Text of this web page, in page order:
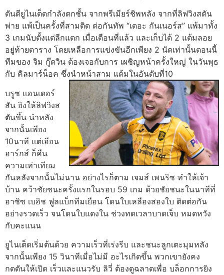
ดันดียูไนเต็ดกําลังตกชั้น จากพรีเมียร์ชิพหลัง จากที่ลิฟวิงสตัน
พ่าย แพ้เป็นครั้งที่สามติด ต่อกันทัพ “เดอะ กันเนอร์ส” แพ้มาทั้ง
3 เกมนับตั้งแต่ลีกแตก เมื่อเดือนที่แล้ว และเก็บได้ 2 แต้มลอย
อยู่ท้ายตาราง โดยเหลือการแข่งขันอีกเพียง 2 นัดเท่านั้นตอนนี้
ทีมของ จิม กู๊ดวิน ต้องเจอกับการ เผชิญหน้าครั้งใหญ่ ในวันพุธ
กับ คิลมาร์น็อค ซึ่งนําหน้าสาม แต้มในอันดับที่10
บรูซ แอนเดอร์
สัน ยิงให้ลิฟวิงส
ตันขึ้น นําหลัง
จากนั้นเพียง
10นาที แต่เอียน
ฮาร์กส์ ก็คืน
ความเท่าเทียม
กันหลังจากนั้นไม่นาน อย่างไรก็ตาม เจมส์ เพนริซ ทําให้เจ้า
บ้าน คว้าชัยชนะครั้งแรกในรอบ 59 เกม ด้วยชัยชนะในนาทีที่
อาซิซ เบฮิช ฟูลแบ็กทีมเยือน โดนใบเหลืองสองใบ ติดต่อกัน
อย่างรวดเร็ว จนโดนใบแดงใน ช่วงทดเวลาบาดเจ็บ หมดหวัง
กับคะแนน
ยูไนเต็ดเริ่มต้นด้วย ความเร็วที่เร่งรีบ และชนะลูกเตะมุมหลัง
จากนั้นเพียง 15 วินาทีเมื่อไม่มี อะไรเกิดขึ้น พวกเขายังคง
กดดันให้เปิด เร็วและแนวรับ ลิวี่ ต้องดูฉลาดเพื่อ บล็อกการยิง